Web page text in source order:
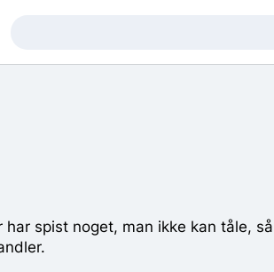
har spist noget, man ikke kan tåle,